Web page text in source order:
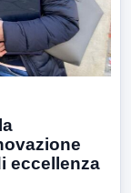
eccellenza